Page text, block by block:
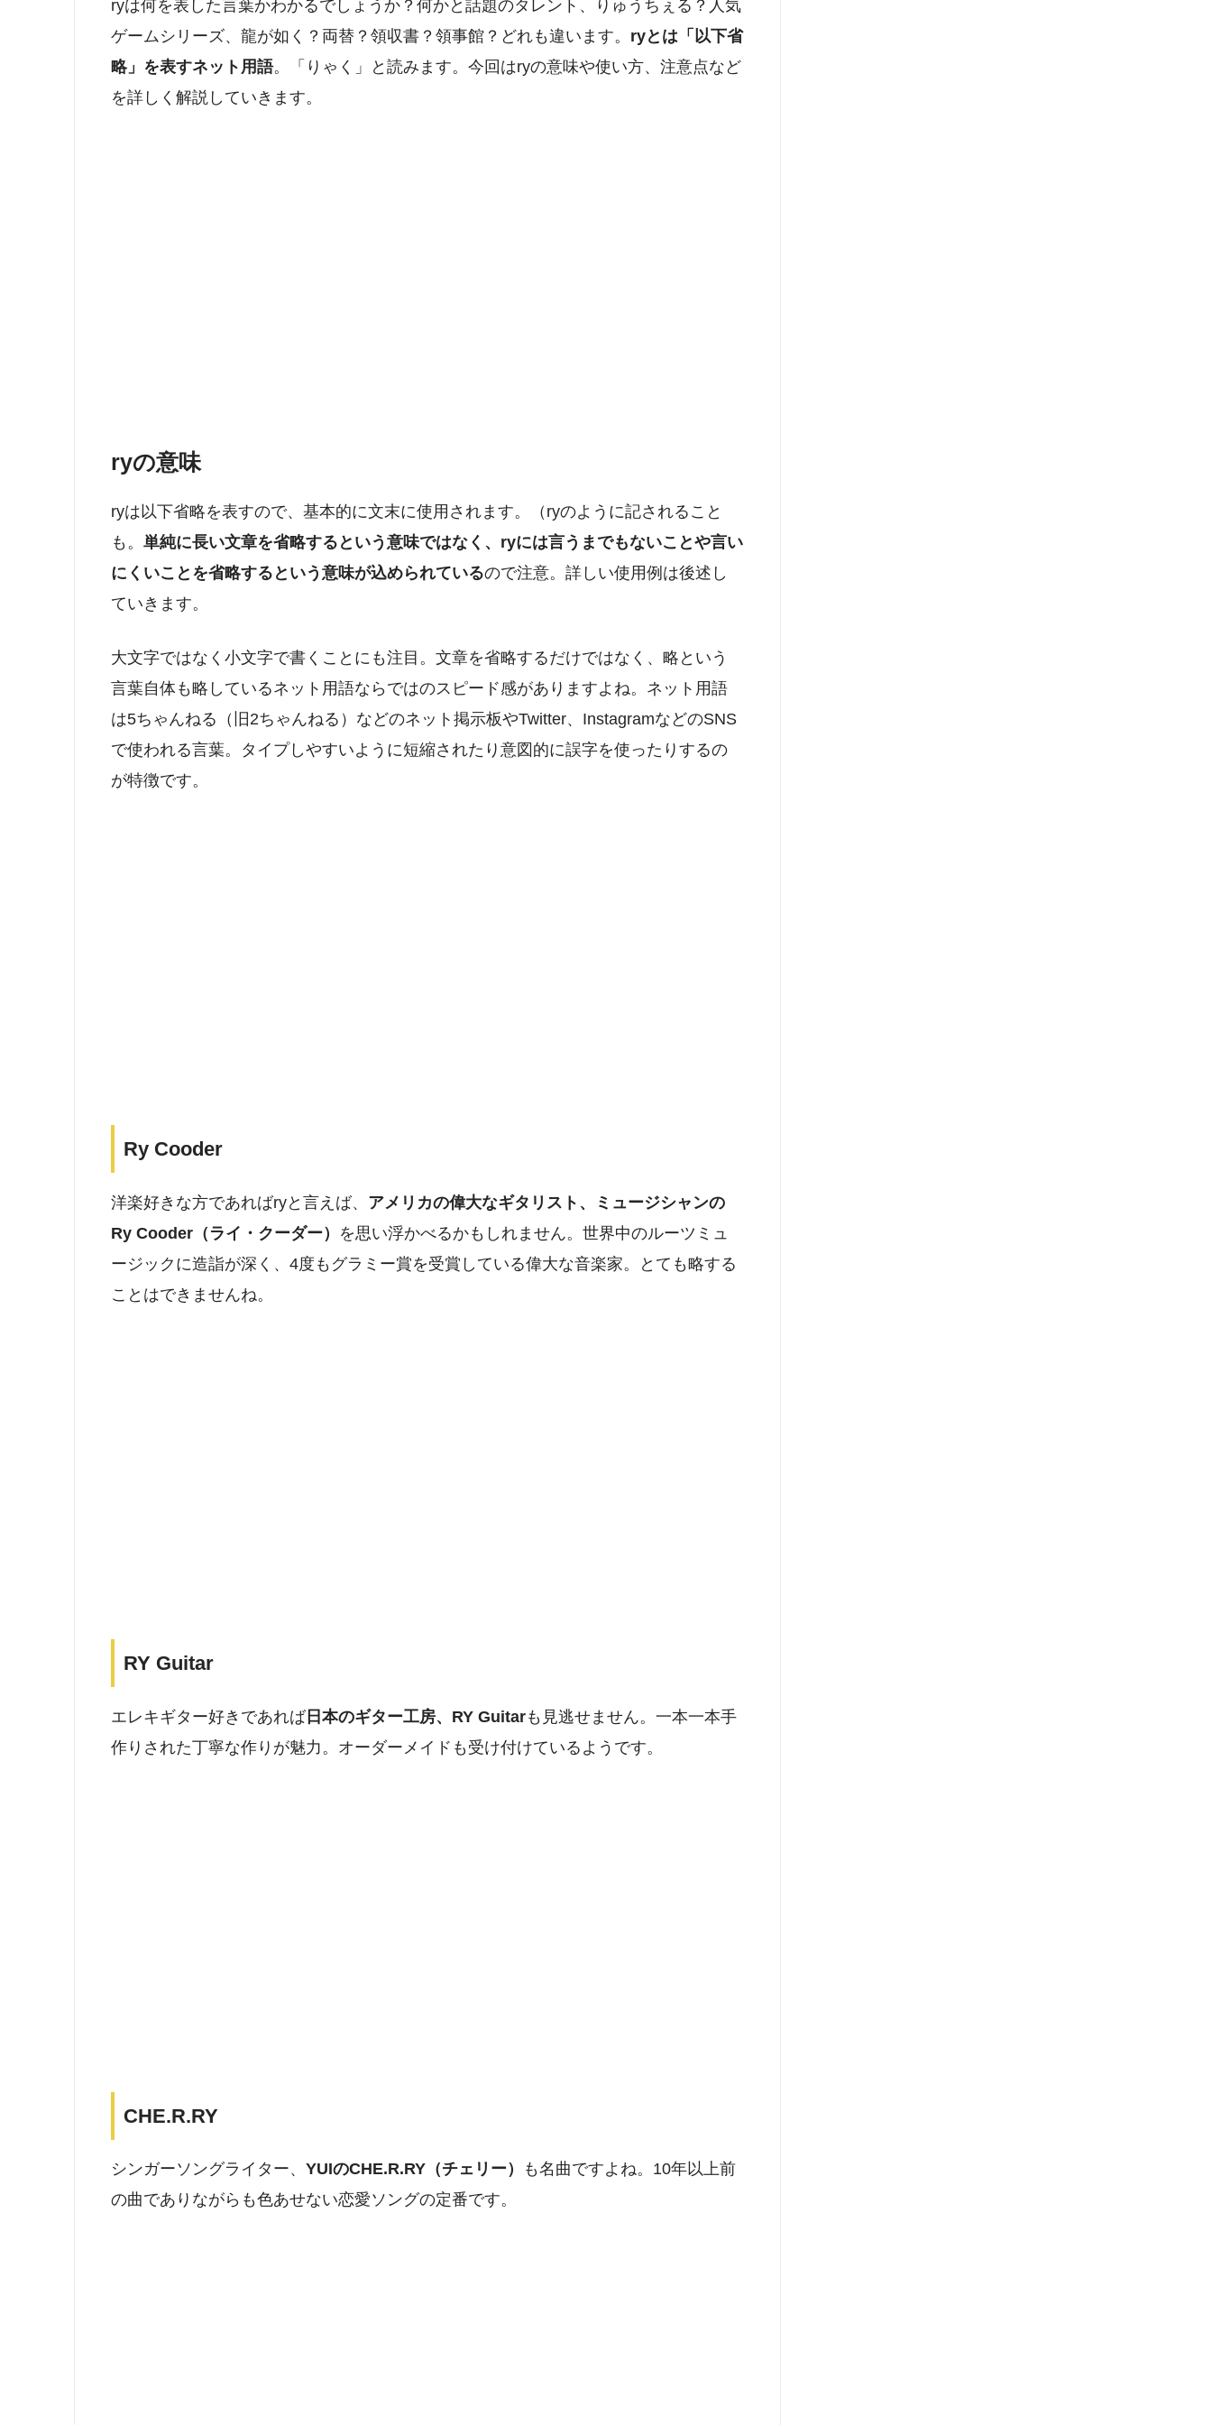
ryは何を表した言葉かわかるでしょうか？何かと話題のタレント、りゅうちぇる？人気
ゲームシリーズ、龍が如く？両替？領収書？領事館？どれも違います。 ryとは「以下省
略」を表すネット用語。「りゃく」と読みます。今回はryの意味や使い方、注意点など
を詳しく解説していきます。
ryの意味
ryは以下省略を表すので、基本的に文末に使用されます。（ryのように記されること
も。 単純に長い文章を省略するという意味ではなく、ryには言うまでもないことや言い
にくいことを省略するという意味が込められているので注意。詳しい使用例は後述し
ていきます。
大文字ではなく小文字で書くことにも注目。文章を省略するだけではなく、略という
言葉自体も略しているネット用語ならではのスピード感がありますよね。ネット用語
は5ちゃんねる（旧2ちゃんねる）などのネット掲示板やTwitter、InstagramなどのSNS
で使われる言葉。タイプしやすいように短縮されたり意図的に誤字を使ったりするの
が特徴です。
Ry Cooder
洋楽好きな方であればryと言えば、 アメリカの偉大なギタリスト、ミュージシャンの
Ry Cooder（ライ・クーダー） を思い浮かべるかもしれません。世界中のルーツミュ
ージックに造詣が深く、4度もグラミー賞を受賞している偉大な音楽家。とても略する
ことはできませんね。
RY Guitar
エレキギター好きであれば日本のギター工房、RY Guitarも見逃せません。一本一本手
作りされた丁寧な作りが魅力。オーダーメイドも受け付けているようです。
CHE.R.RY
シンガーソングライター、 YUIのCHE.R.RY（チェリー）
も名曲ですよね。10年以上前
の曲でありながらも色あせない恋愛ソングの定番です。